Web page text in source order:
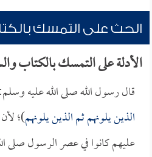
الحث على التمسك
الأدلة على التمسك بالكتاب
قال رسول الله صلى الله عليه
الذين يلونهم ثم الذين يلونهم)؛
عليهم كانوا في عصر الرسول صلى